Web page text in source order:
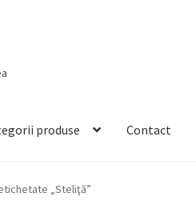
produse Contact
„Steliţă”